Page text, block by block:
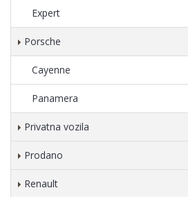
Expert
Porsche
Cayenne
Panamera
Privatna vozila
Prodano
Renault